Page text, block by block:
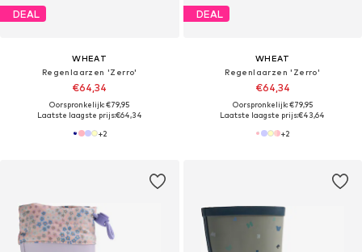
DEAL
WHEAT
Regenlaarzen 'Zerro'
€64,34
Oorspronkelijk: €79,95
Laatste laagste prijs:€64,34
+2
DEAL
WHEAT
Regenlaarzen 'Zerro'
€64,34
Oorspronkelijk: €79,95
Laatste laagste prijs:€43,64
+2